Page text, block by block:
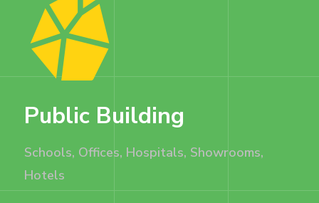
Public Building
Schools, Offices, Hospitals, Showrooms,
Hotels